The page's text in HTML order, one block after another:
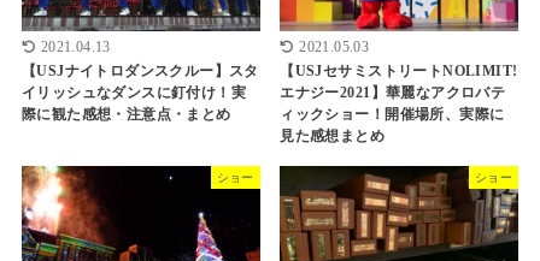
2021.04.13
【USJナイトロダンスクルー】スタ
イリッシュなダンスに釘付け！実
際に観た感想・注意点・まとめ
2021.05.03
【USJセサミストリートNOLIMIT!
エナジー2021】華麗なアクロバテ
ィックショー！開催場所、実際に
見た感想まとめ
ショー ショー